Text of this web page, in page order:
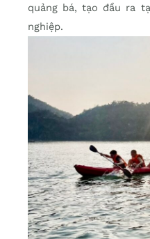
quảng bá, tạo đầu ra
nghiệp.